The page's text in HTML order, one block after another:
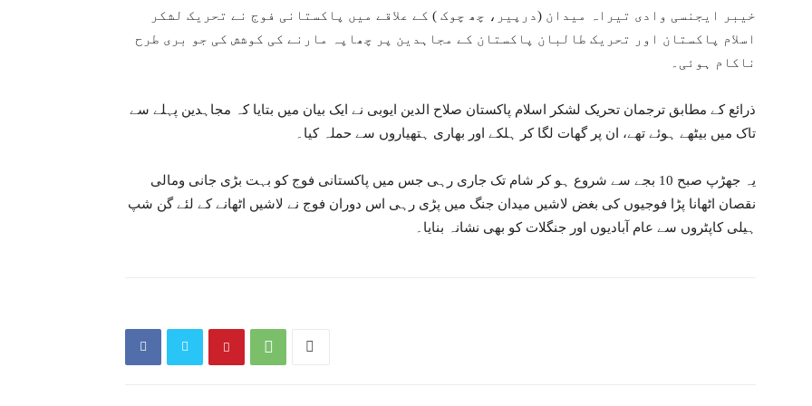
خیبر ایجنسی وادی تیراہ میدان (درپیر، چھ چوک ) کے علاقے میں پاکستانی فوج نے تحریک لشکر
اسلام پاکستان اور تحریک طالبان پاکستان کے مجاہدین پر چھاپہ مارنے کی کوشش کی جو بری طرح
ناکام ہوئی۔
ذرائع کے مطابق ترجمان تحریک لشکر اسلام پاکستان صلاح الدین ایوبی نے ایک بیان میں بتایا کہ مجاہدین پہلے سے
تاک میں بیٹھے ہوئے تھے، ان پر گھات لگا کر ہلکے اور بھاری ہتھیاروں سے حملہ کیا۔
یہ جھڑپ صبح 10 بجے سے شروع ہو کر شام تک جاری رہی جس میں پاکستانی فوج کو بہت بڑی جانی ومالی
نقصان اٹھانا پڑا فوجیوں کی بغض لاشیں میدان جنگ میں پڑی رہی اس دوران فوج نے لاشیں اٹھانے کے لئے گن شپ
ہیلی کاپٹروں سے عام آبادیوں اور جنگلات کو بھی نشانہ بنایا۔